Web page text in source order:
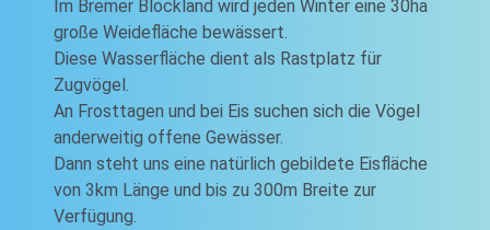
Im Bremer Blockland wird jeden Winter eine 30ha
große Weidefläche bewässert.
Diese Wasserfläche dient als Rastplatz für
Zugvögel.
An Frosttagen und bei Eis suchen sich die Vögel
anderweitig offene Gewässer.
Dann steht uns eine natürlich gebildete Eisfläche
von 3km Länge und bis zu 300m Breite zur
Verfügung.